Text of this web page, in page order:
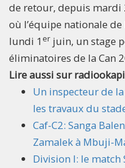
de retour, depuis mardi
où l’équipe nationale de
lundi 1 er juin, un stage
éliminatoires de la Can
Lire aussi sur
Un inspecteur de
les travaux du
Caf-C2: Sanga
Zamalek à Mbuji-
Division I: le match